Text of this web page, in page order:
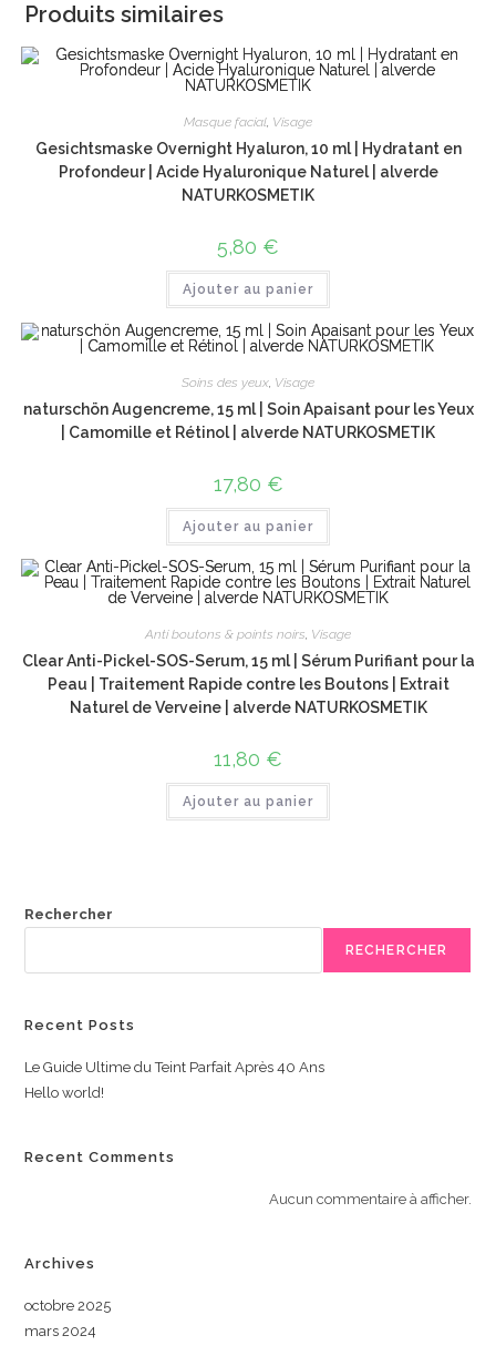
Produits similaires
Masque facial, Visage
Gesichtsmaske Overnight Hyaluron, 10 ml | Hydratant en
Profondeur | Acide Hyaluronique Naturel | alverde
NATURKOSMETIK
5,80 €
Ajouter au panier
Soins des yeux Visage
naturschön Augencreme, 15 ml | Soin Apaisant pour les Yeux
| Camomille et Rétinol | alverde NATURKOSMETIK
17,80 €
Ajouter au panier
Anti boutons & points noirs, Visage
Clear Anti-Pickel-SOS-Serum, 15 ml | Sérum Purifiant pour la
Peau | Traitement Rapide contre les Boutons | Extrait
Naturel de Verveine | alverde NATURKOSMETIK
11,80 €
Ajouter au panier
Rechercher
RECHERCHER
Recent Posts
Le Guide Ultime du Teint Parfait Après 40 Ans
Hello world!
Recent Comments
Aucun commentaire à afficher.
Archives
octobre 2025
mars 2024